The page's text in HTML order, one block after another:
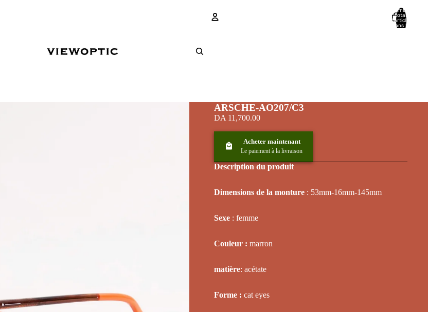
Nombre
total
d’articles
dans le
ARSCHE-AO207/C3
DA 11,700.00
Acheter maintenant
Le paiement à la livraison
Description du produit
Dimensions de la monture : 53mm-16mm-145mm
Sexe : femme
Couleur : marron
matière: acétate
Forme : cat eyes